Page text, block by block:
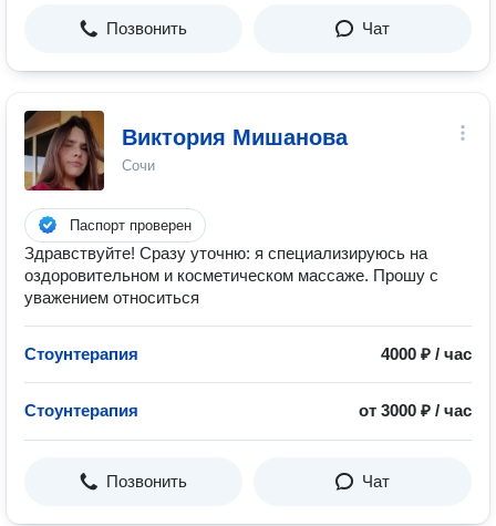
Позвонить Чат
Виктория Мишанова
Сочи
Паспорт проверен
Здравствуйте! Сразу уточню: я специализируюсь на
оздоровительном и косметическом массаже. Прошу с
уважением относиться
Стоунтерапия 4000 ₽ / час
Стоунтерапия от 3000 ₽ / час
Позвонить Чат